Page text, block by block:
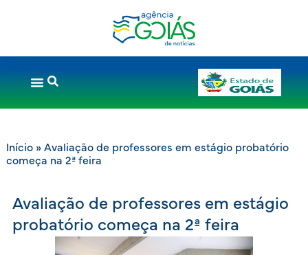
Início» Avaliação de professores em estágio probatório
começa na 2ª feira
Avaliação de professores em estágio
probatório começa na 2ª feira